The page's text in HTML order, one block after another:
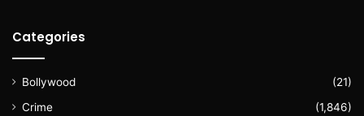
Categories
Bollywood
(21)
Crime
(1,846)